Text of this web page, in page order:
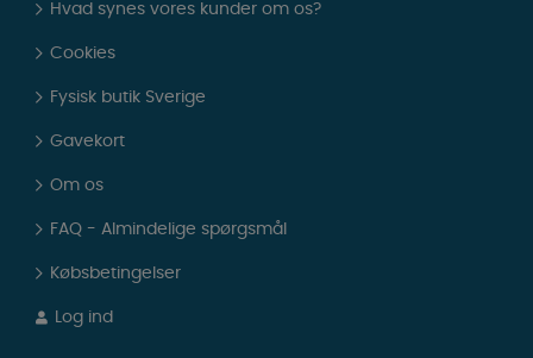
Hvad synes vores kunder om os?
Cookies
Fysisk butik Sverige
Gavekort
Om os
FAQ - Almindelige spørgsmål
Købsbetingelser
Log ind